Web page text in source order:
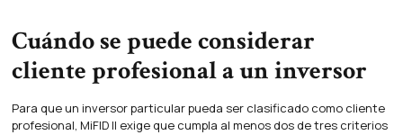
Cuándo se puede considerar
cliente profesional a un inversor
Para que un inversor particular pueda ser clasificado como cliente
profesional, MiFID II exige que cumpla al menos dos de tres criterios